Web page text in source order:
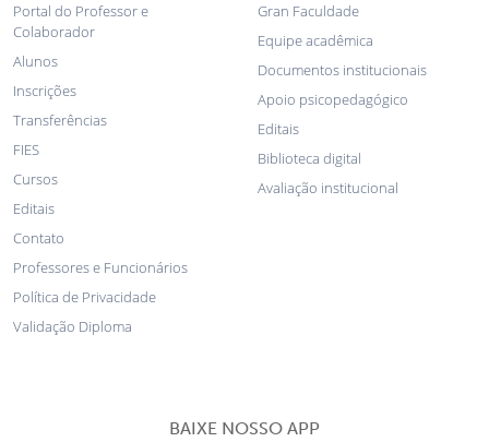
Portal do Professor e
Colaborador
Alunos
Inscrições
Transferências
FIES
Cursos
Editais
Contato
Professores e Funcionários
Política de Privacidade
Validação Diploma
Gran Faculdade
Equipe acadêmica
Documentos institucionais
Apoio psicopedagógico
Editais
Biblioteca digital
Avaliação institucional
BAIXE NOSSO APP